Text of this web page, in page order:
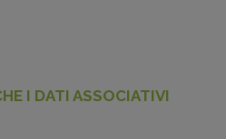
I DATI ASSOCIATIVI